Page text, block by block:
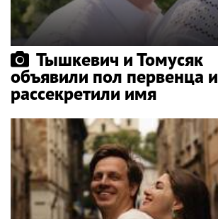
Тышкевич и Томусяк
объявили пол первенца и
рассекретили имя